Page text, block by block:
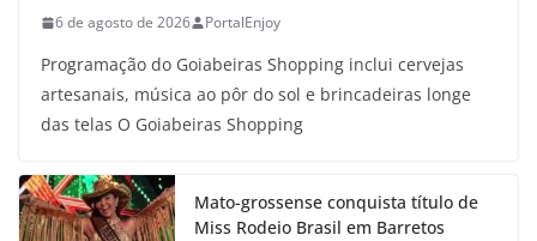
6 de agosto de 2026 PortalEnjoy
Programação do Goiabeiras Shopping inclui cervejas
artesanais, música ao pôr do sol e brincadeiras longe
das telas O Goiabeiras Shopping
Mato-grossense conquista título de
Miss Rodeio Brasil em Barretos